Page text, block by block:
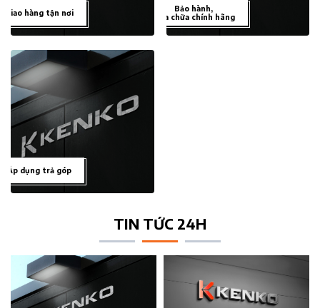
Giao hàng tận nơi
Bảo hành,
sửa chữa chính hãng
Áp dụng trả góp
TIN TỨC 24H